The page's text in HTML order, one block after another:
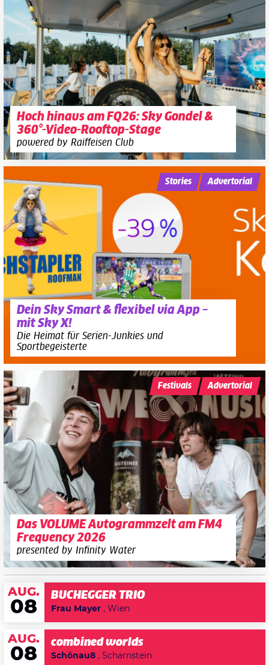
Hoch hinaus am FQ26: Sky Gondel &
360°-Video-Rooftop-Stage
powered by Raiffeisen Club
Dein Sky Smart & flexibel via App –
mit Sky X!
Die Heimat für Serien-Junkies und
Sportbegeisterte
Stories Advertorial
Das VOLUME Autogrammzelt am FM4
Frequency 2026
presented by Infinity Water
Festivals Advertorial
AUG.
08
BUCHEGGER TRIO
Frau Mayer , Wien
AUG.
08
combined worlds
Schönau8 , Scharnstein